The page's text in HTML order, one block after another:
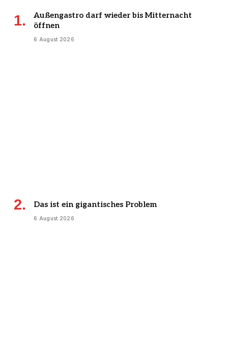
Außengastro darf wieder bis Mitternacht
öffnen
6 August 2026
Das ist ein gigantisches Problem
6 August 2026